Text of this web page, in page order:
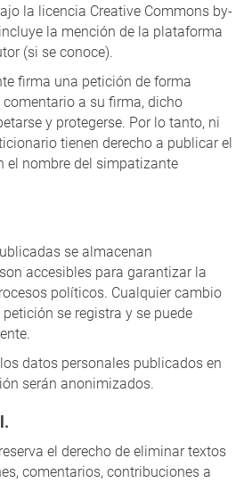
la licencia Creative Commons by-
la mención de la plataforma
(si se conoce).
firma una petición de forma
a su firma, dicho
y protegerse. Por lo tanto, ni
tienen derecho a publicar el
el nombre del simpatizante
se almacenan
accesibles para garantizar la
políticos. Cualquier cambio
se registra y se puede
datos personales publicados en
serán anonimizados.
el derecho de eliminar textos
comentarios, contribuciones a